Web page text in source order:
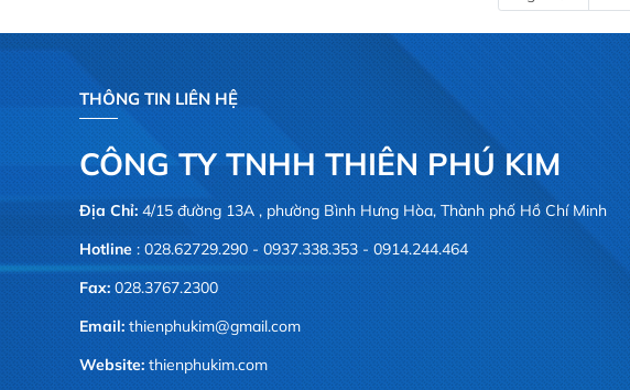
THÔNG TIN LIÊN HỆ
CÔNG TY TNHH THIÊN PHÚ KIM
Địa Chỉ:4/15 đường 13A , phường Bình Hưng Hòa, Thành phố Hồ Chí Minh
Hotline : 028.62729.290 - 0937.338.353 - 0914.244.464
Fax: 028.3767.2300
Email:thienphukim@gmail.com
Website:thienphukim.com